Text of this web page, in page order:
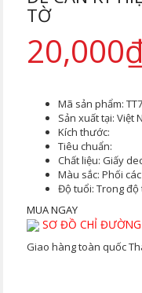
TỜ
20,000
Mã sản phẩm:
Sản xuất tại: Việt
Kích thước:
Tiêu chuẩn:
Chất liệu: Giấy
Màu sắc: Phối
Độ tuổi: Trong độ
MUA NGAY
SƠ ĐỒ CHỈ ĐƯỜNG
Giao hàng toàn quốc